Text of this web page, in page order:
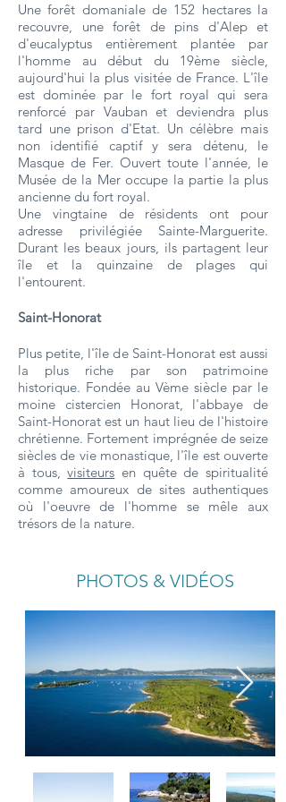
Une forêt domaniale de 152 hectares la
recouvre, une forêt de pins d'Alep et
d'eucalyptus entièrement plantée par
l'homme au début du 19ème siècle,
aujourd'hui la plus visitée de France. L'île
est dominée par le fort royal qui sera
renforcé par Vauban et deviendra plus
tard une prison d'Etat. Un célèbre mais
non identifié captif y sera détenu, le
Masque de Fer. Ouvert toute l'année, le
Musée de la Mer occupe la partie la plus
ancienne du fort royal.
Une vingtaine de résidents ont pour
adresse privilégiée Sainte-Marguerite.
Durant les beaux jours, ils partagent leur
île et la quinzaine de plages qui
l'entourent.
Saint-Honorat
Plus petite, l'île de Saint-Honorat est aussi
la plus riche par son patrimoine
historique. Fondée au Vème siècle par le
moine cistercien Honorat, l'abbaye de
Saint-Honorat est un haut lieu de l'histoire
chrétienne. Fortement imprégnée de seize
siècles de vie monastique, l'île est ouverte
à tous,visiteurs en quête de spiritualité
comme amoureux de sites authentiques
où l'oeuvre de l'homme se mêle aux
trésors de la nature.
PHOTOS & VIDÉOS